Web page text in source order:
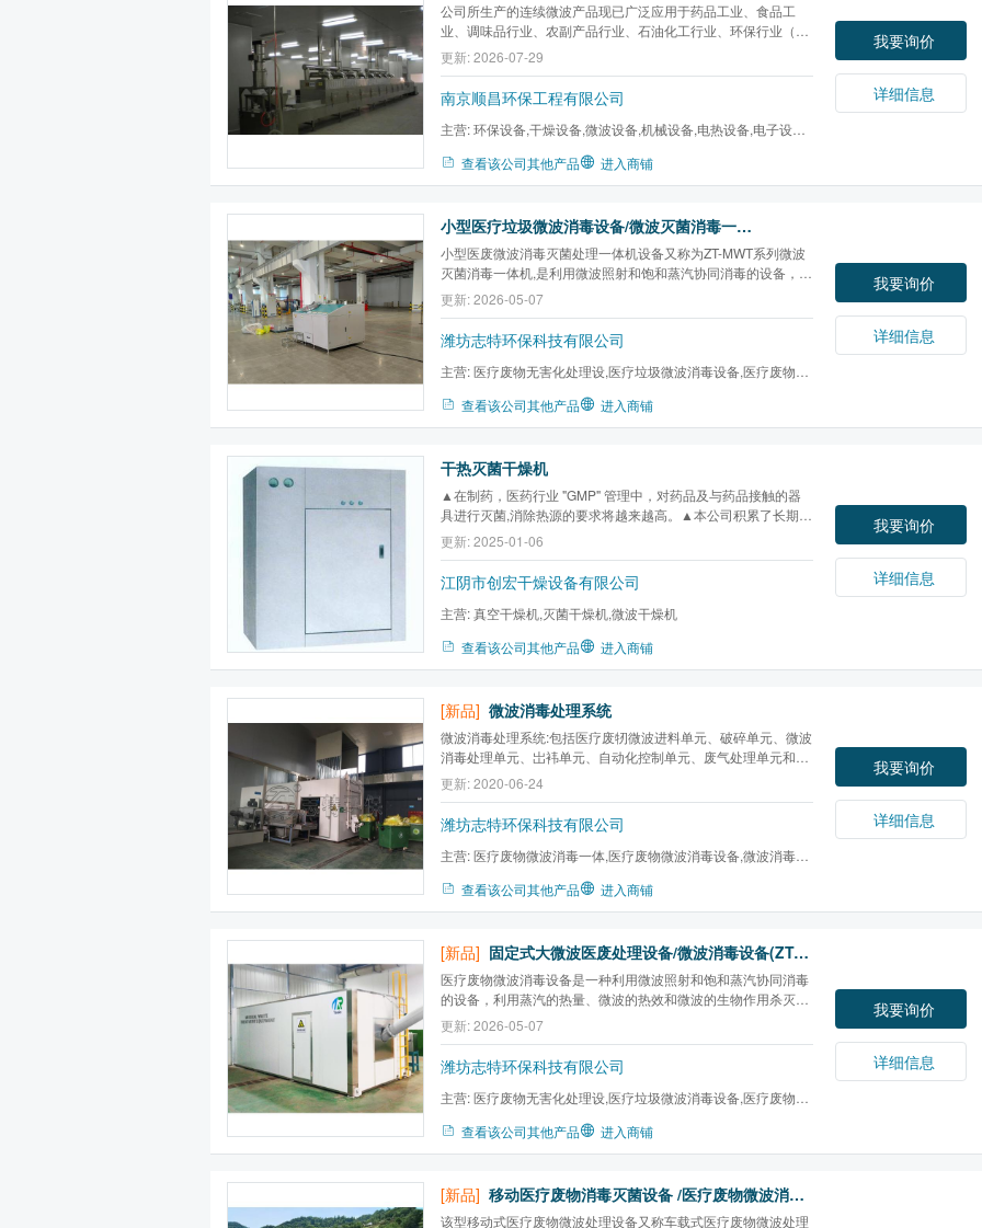
公司所生产的连续微波产品现已广泛应用于药品工业、食品工
业、调味品行业、农副产品行业、石油化工行业、环保行业（污
水、污泥、医疗废弃物等）、建材行业、橡胶制品行业、陶瓷行
业、纺织印染行业、纸制品行业、工艺品行业等；设备运行稳
定、节能高效。
更新: 2026-07-29
南京顺昌环保工程有限公司
主营:环保设备,干燥设备,微波设备,机械设备,电热设备,电子设备,
查看该公司其他产品 进入商铺
我要询价
详细信息
小型医疗垃圾微波消毒设备/微波灭菌消毒一体/医疗垃圾设备(ZT-MWT)
小型医废微波消毒灭菌处理一体机设备又称为ZT-MWT系列微波
灭菌消毒一体机,是利用微波照射和饱和蒸汽协同消毒的设备，其
基本原理利用蒸汽的热量传导、微波的热效应和微波的生物作用
杀灭菌体，特别是微波的生物灭菌效应。
更新: 2026-05-07
潍坊志特环保科技有限公司
主营:医疗废物无害化处理设,医疗垃圾微波消毒设备,医疗废物微
查看该公司其他产品 进入商铺
我要询价
详细信息
干热灭菌干燥机
▲在制药，医药行业 "GMP" 管理中，对药品及与药品接触的器
具进行灭菌,消除热源的要求将越来越高。▲本公司积累了长期设
计,制造各种电热灭菌箱的经验，消化吸收了国外同类产品的优
点，并结合我国国情，精心设计，开发了 GM100-系列干热灭菌
（除热源）柜（装置）。该装置符合食品药物管理局， GMP 及
美...
更新: 2025-01-06
江阴市创宏干燥设备有限公司
主营:真空干燥机,灭菌干燥机,微波干燥机
查看该公司其他产品
进入商铺
我要询价
详细信息
[新品] 微波消毒处理系统
微波消毒处理系统:包括医疗废牣微波进料单元、破碎单元、微波
消毒处理单元、岀袆单元、自动化控制单元、废气处理单元和废
水处理单元等
更新: 2020-06-24
潍坊志特环保科技有限公司
主营:医疗废物微波消毒一体,医疗废物微波消毒设备,微波消毒处
查看该公司其他产品 进入商铺
我要询价
详细信息
[新品] 固定式大微波医废处理设备/微波消毒设备(ZT-MWT)
医疗废物微波消毒设备是一种利用微波照射和饱和蒸汽协同消毒
的设备，利用蒸汽的热量、微波的热效和微波的生物作用杀灭菌
体，特别是微波的生物灭菌效应。该设备满足HJ/T229—
2006《医疗废物微波消毒集中处理工程技术规范》要求，医疗废
物微波消毒技术适用于处理《医疗废物分类目录》中的感染性废
物、...
更新: 2026-05-07
潍坊志特环保科技有限公司
主营:医疗废物无害化处理设,医疗垃圾微波消毒设备,医疗废物微
查看该公司其他产品 进入商铺
我要询价
详细信息
[新品] 移动医疗废物消毒灭菌设备 /医疗废物微波消毒车/车载式设备(ZT-MMWT)
该型移动式医疗废物微波处理设备又称车载式医疗废物微波处理